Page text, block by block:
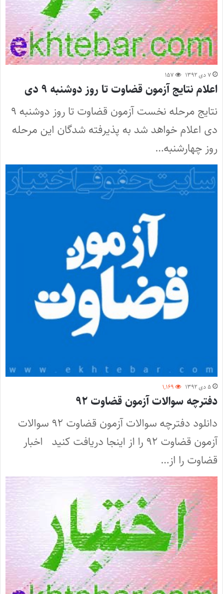
۷ دی ۱۳۹۲ ۱۵۷
اعلام نتایج آزمون قضاوت تا روز دوشنبه ۹ دی
نتایج مرحله نخست آزمون قضاوت تا روز دوشنبه ۹
دی اعلام خواهد شد به پذیرفته شدگان این مرحله
روز چهارشنبه…
۵ دی ۱۳۹۲ ۱,۱۶۹
دفترچه سوالات آزمون قضاوت ۹۲
دانلود دفترچه سوالات آزمون قضاوت ۹۲ سوالات
آزمون قضاوت ۹۲ را از اینجا دریافت کنید اخبار
قضاوت را از…